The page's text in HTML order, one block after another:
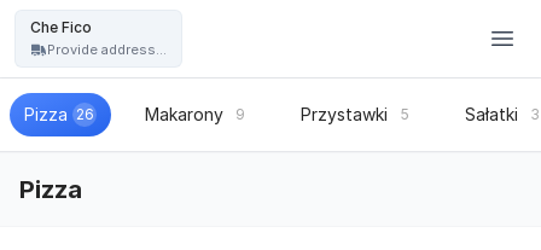
Che Fico
Provide address...
Pizza 26 Makarony 9 Przystawki 5 Sałatki 3
Pizza